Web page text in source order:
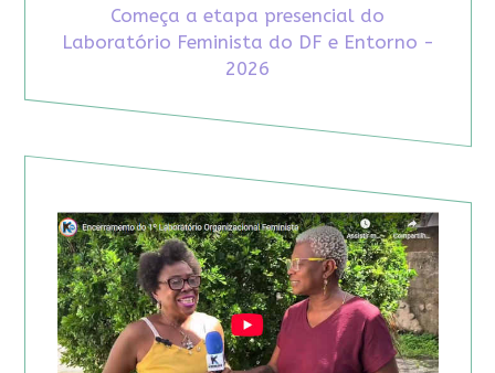
Começa a etapa presencial do
Laboratório Feminista do DF e Entorno -
2026